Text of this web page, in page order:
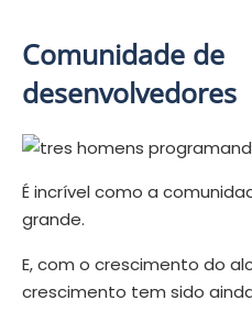
Comunidade de
desenvolvedores
É incrível como a
grande.
E, com o crescimento do
crescimento tem sido